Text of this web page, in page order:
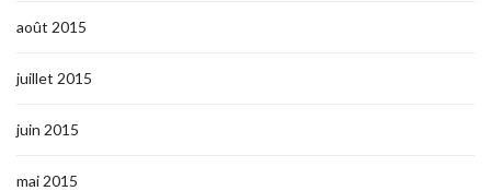
août 2015
juillet 2015
juin 2015
mai 2015